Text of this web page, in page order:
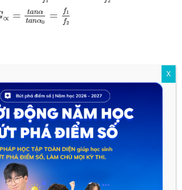
vật kính.
thị kính.
này sẽ giúp ích cho các em trong quá trình
X